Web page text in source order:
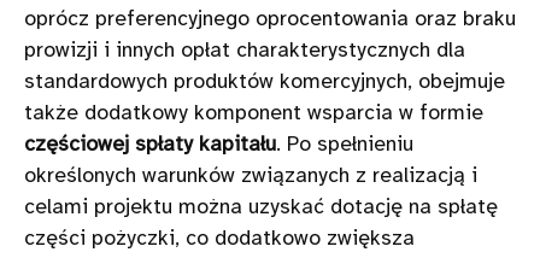
oprócz preferencyjnego oprocentowania oraz braku
prowizji i innych opłat charakterystycznych dla
standardowych produktów komercyjnych, obejmuje
także dodatkowy komponent wsparcia w formie
częściowej spłaty kapitału. Po spełnieniu
określonych warunków związanych z realizacją i
celami projektu można uzyskać dotację na spłatę
części pożyczki, co dodatkowo zwiększa